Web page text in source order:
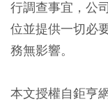
行調查事宜，公
位並提供一切必
務無影響。
本文授權自鉅亨